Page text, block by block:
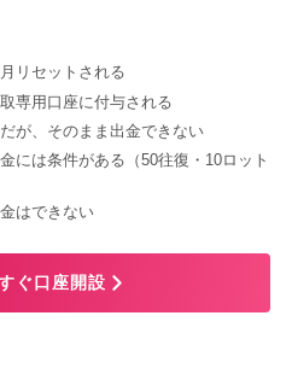
リセットされる
専用口座に付与される
が、そのまま出金できない
には条件がある（50往復・10ロット
はできない
ぐ口座開設